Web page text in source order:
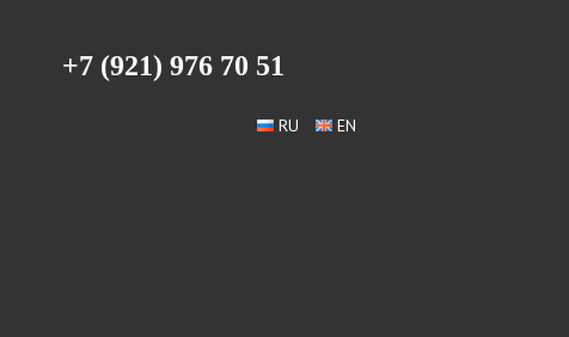
+7 (921) 976 70 51
RU EN